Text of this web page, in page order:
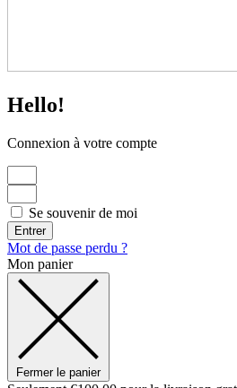
Hello!
Connexion à votre compte
Se souvenir de moi
Entrer
Mot de passe perdu ?
Mon panier
Fermer le panier